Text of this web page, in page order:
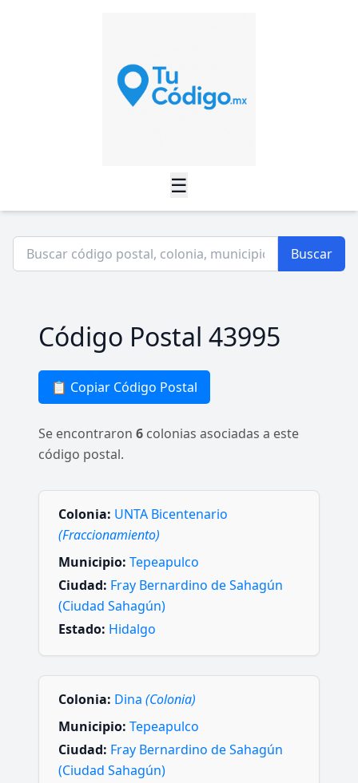
☰
Buscar
Código Postal 43995
📋 Copiar Código Postal
Se encontraron 6 colonias asociadas a este
código postal.
Colonia: UNTA Bicentenario
(Fraccionamiento)
Municipio: Tepeapulco
Ciudad: Fray Bernardino de Sahagún
(Ciudad Sahagún)
Estado: Hidalgo
Colonia: Dina (Colonia)
Municipio: Tepeapulco
Ciudad: Fray Bernardino de Sahagún
(Ciudad Sahagún)